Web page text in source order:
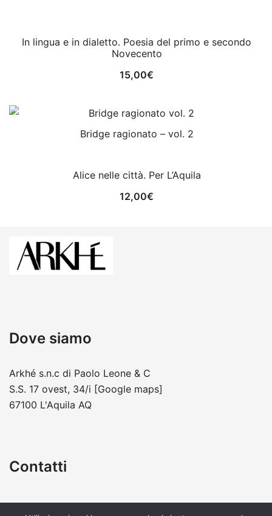
In lingua e in dialetto. Poesia del primo e secondo
Novecento
15,00€
Bridge ragionato – vol. 2
Alice nelle città. Per L’Aquila
12,00€
Dove siamo
Arkhé s.n.c di Paolo Leone & C
S.S. 17 ovest, 34/i [Google maps]
67100 L'Aquila AQ
Contatti